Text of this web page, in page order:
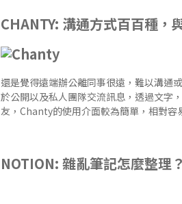
CHANTY: 溝通方式百百種，
還是覺得遠端辦公離同事很遠，難以溝通
於公開以及私人團隊交流訊息，透過文字
友，Chanty的使用介面較為簡單，相對容
NOTION: 雜亂筆記怎麼整理